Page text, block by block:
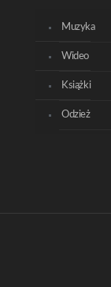
Muzyka
Wideo
Książki
Odzież